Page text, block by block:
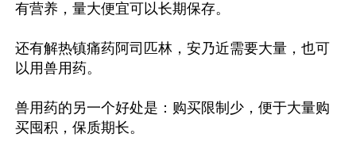
有营养，量大便宜可以长期保存。
还有解热镇痛药阿司匹林，安乃近需要大量，也可
以用兽用药。
兽用药的另一个好处是：购买限制少，便于大量购
买囤积，保质期长。